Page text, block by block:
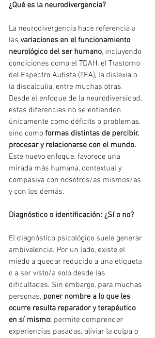
¿Qué es la neurodivergencia?
La neurodivergencia hace referencia a
las variaciones en el funcionamiento
neurológico del ser humano, incluyendo
condiciones como el TDAH, el Trastorno
del Espectro Autista (TEA), la dislexia o
la discalculia, entre muchas otras.
Desde el enfoque de la neurodiversidad,
estas diferencias no se entienden
únicamente como déficits o problemas,
sino como formas distintas de percibir,
procesar y relacionarse con el mundo.
Este nuevo enfoque, favorece una
mirada más humana, contextual y
compasiva con nosotros/as mismos/as
y con los demás.
Diagnóstico o identificación: ¿Sí o no?
El diagnóstico psicológico suele generar
ambivalencia. Por un lado, existe el
miedo a quedar reducido a una etiqueta
o a ser visto/a solo desde las
dificultades. Sin embargo, para muchas
personas, poner nombre a lo que les
ocurre resulta reparador y terapéutico
en sí mismo: permite comprender
experiencias pasadas, aliviar la culpa o